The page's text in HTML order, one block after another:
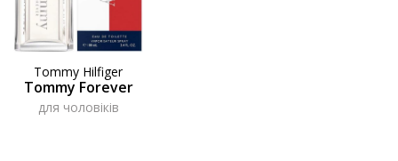
Tommy Hilfiger
Tommy Forever
для чоловіків